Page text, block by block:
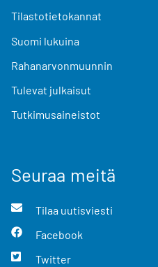
Tilastotietokannat
Suomi lukuina
Rahanarvonmuunnin
Tulevat julkaisut
Tutkimusaineistot
Seuraa meitä
Tilaa uutisviesti
Facebook
Twitter